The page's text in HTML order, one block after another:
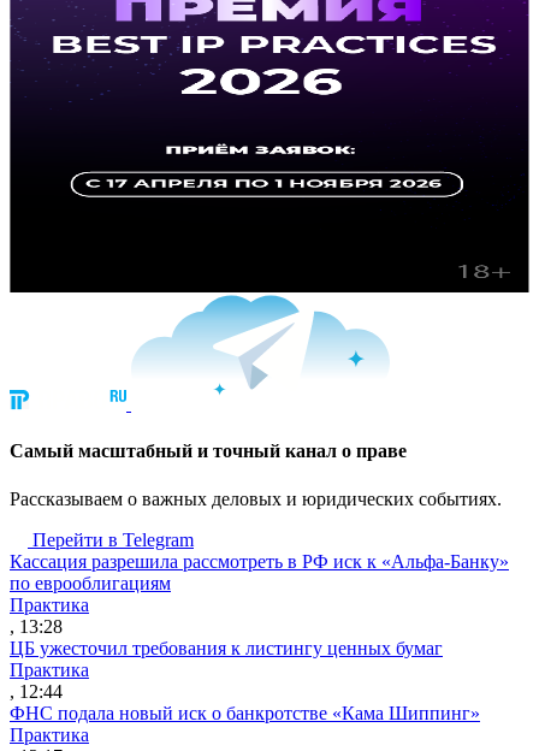
Cамый масштабный и точный канал о праве
Рассказываем о важных деловых и юридических событиях.
Перейти в Telegram
Кассация разрешила рассмотреть в РФ иск к «Альфа-Банку»
по еврооблигациям
Практика
, 13:28
ЦБ ужесточил требования к листингу ценных бумаг
Практика
, 12:44
ФНС подала новый иск о банкротстве «Кама Шиппинг»
Практика